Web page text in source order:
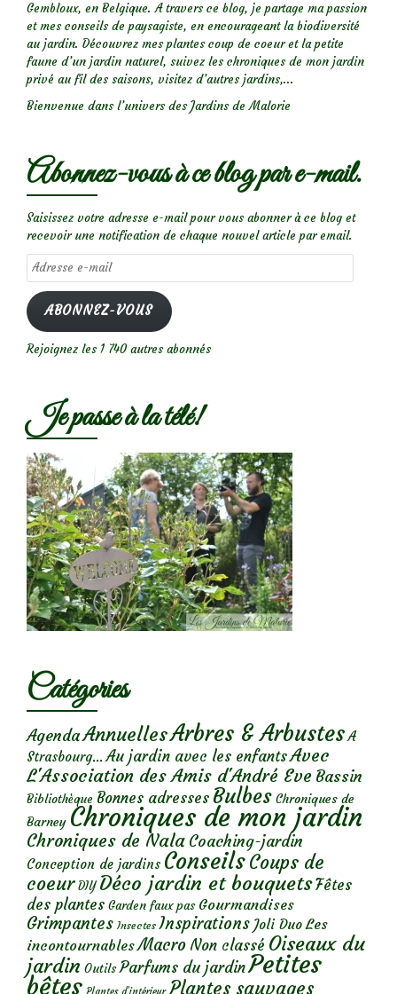
Gembloux, en Belgique. A travers ce blog, je partage ma passion
et mes conseils de paysagiste, en encourageant la biodiversité
au jardin. Découvrez mes plantes coup de coeur et la petite
faune d’un jardin naturel, suivez les chroniques de mon jardin
privé au fil des saisons, visitez d’autres jardins,...
Bienvenue dans l’univers des Jardins de Malorie
Abonnez-vous à ce blog par e-mail.
Saisissez votre adresse e-mail pour vous abonner à ce blog et
recevoir une notification de chaque nouvel article par email.
Adresse
e-
mail
ABONNEZ-VOUS
Rejoignez les 1 740 autres abonnés
Je passe à la télé!
Catégories
AgendaAnnuellesArbres & Arbustes A
Strasbourg... Au jardin avec les enfantsAvec
L'Association des Amis d'André Eve Bassin
Bibliothèque Bonnes adresses Bulbes Chroniques de
Barney Chroniques de mon jardin
Chroniques de Nala Coaching-jardin
Conception de jardins ConseilsCoups de
coeur DIY Déco jardin et bouquetsFêtes
des plantes Garden faux pas Gourmandises
Grimpantes Insectes Inspirations Joli Duo Les
incontournables Macro Non classé Oiseaux du
jardin Outils Parfums du jardinPetites
bêtes Plantes sauvages